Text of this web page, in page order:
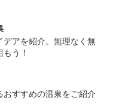
アを紹介。無理なく無
う！
すすめの温泉をご紹介